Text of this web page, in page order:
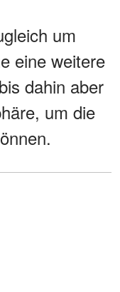
um
eine weitere
dahin aber
um die